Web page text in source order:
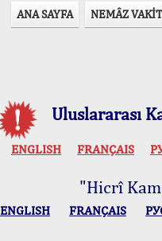
ANA SAYFA NEMÂZ
Uluslararası
ENGLISH FRANÇAIS
"Hicrî
ENGLISH FRANÇAIS